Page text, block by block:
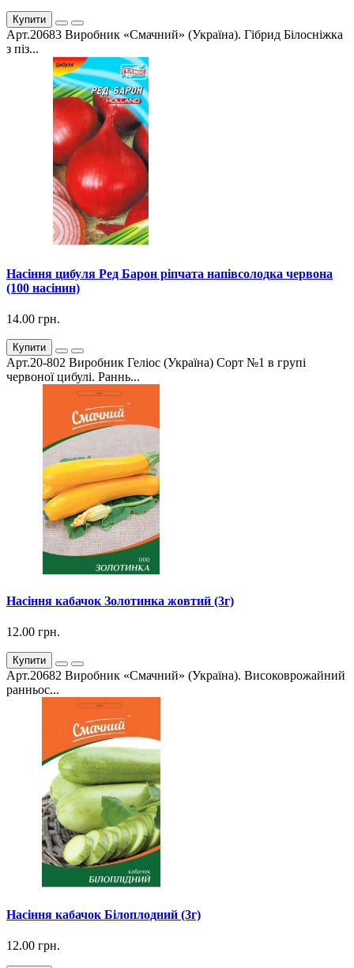
Купити
Арт.20683 Виробник «Смачний» (Україна). Гібрид Білосніжка
з піз...
Насіння цибуля Ред Барон ріпчата напівсолодка червона
(100 насінин)
14.00 грн.
Купити
Арт.20-802 Виробник Геліос (Україна) Сорт №1 в групі
червоної цибулі. Раннь...
Насіння кабачок Золотинка жовтий (3г)
12.00 грн.
Купити
Арт.20682 Виробник «Смачний» (Україна). Високоврожайний
ранньос...
Насіння кабачок Білоплодний (3г)
12.00 грн.